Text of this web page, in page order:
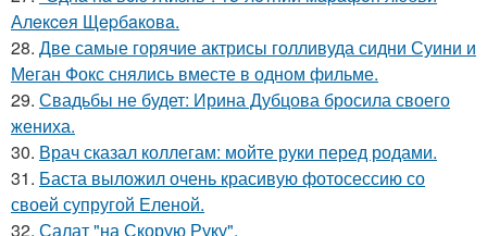
Алeкceя Щepбaкoвa.
28. Две самые горячие актрисы голливуда сидни Суини и
Меган Фокс снялись вместе в одном фильме.
29. Свадьбы не будет: Ирина Дубцова бросила своего
жениха.
30. Врач сказал коллегам: мойте руки перед родами.
31. Баста выложил очень красивую фотосессию со
своей супругой Еленой.
32. Салат "на Скорую Руку".